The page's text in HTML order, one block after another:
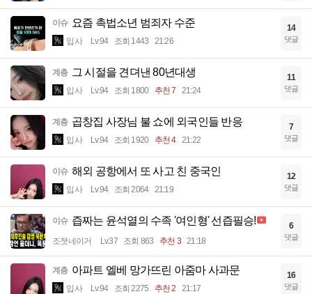
이슈 요즘 촉법소년 범죄자 수준
입사 Lv.94 조회 1443 21:26
14
댓글
계층 그 시절을 견뎌낸 80년대생
입사 Lv.94 조회 1800 추천 7 21:24
11
댓글
계층 곱창집 사장님 불 쇼에 외국인들 반응
입사 Lv.94 조회 1920 추천 4 21:22
7
댓글
이슈 해외 공항에서 또 사고 친 중국인
입사 Lv.94 조회 2064 21:19
12
댓글
이슈 즙짜는 윤석열의 수족 '여인형' 선즙필승!
조졋네이거 Lv.37 조회 863 추천 3 21:18
6
댓글
계층 아파트 엘베 망가뜨린 아줌마 사과문
입사 Lv.94 조회 2275 추천 2 21:17
16
댓글